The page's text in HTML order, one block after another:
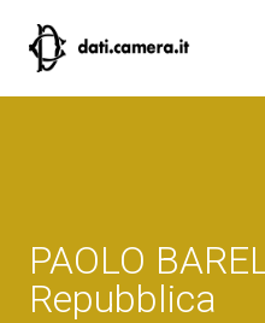
PAOLO
Repubblica